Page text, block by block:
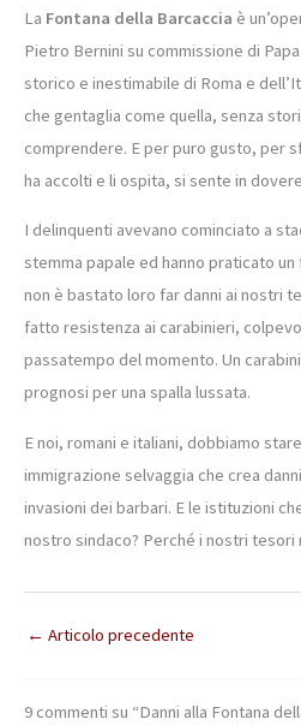
La Fontana della Barcaccia è
Pietro Bernini su commissione di
storico e inestimabile di Roma e
che gentaglia come quella, senza
comprendere. E per puro gusto, per
ha accolti e li ospita, si sente in
I delinquenti avevano cominciato a
stemma papale ed hanno praticato
non è bastato loro far danni ai nostri
fatto resistenza ai carabinieri,
passatempo del momento. Un
prognosi per una spalla lussata.
E noi, romani e italiani, dobbiamo
immigrazione selvaggia che crea
invasioni dei barbari. E le istituzioni
nostro sindaco? Perché i nostri tesori
← Articolo precedente
9 commenti su “Danni alla Fontana